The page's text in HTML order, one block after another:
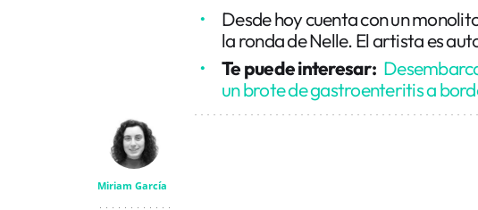
Desde hoy cuenta con un
la ronda de Nelle. El artista es
Te puede interesar:
un brote de gastroenteritis a
Miriam García